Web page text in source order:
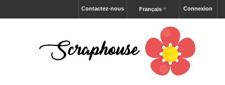
Connexion
Français
Contactez-nous